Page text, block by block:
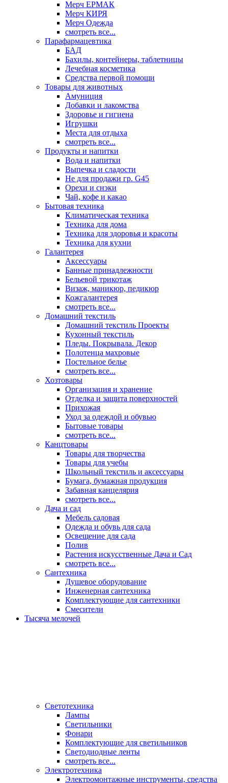
Мерч ЕРМАК
Мерч КИРЯ
Мерч Одежда
смотреть все...
Парафармацевтика
БАД
Бахилы, контейнеры, таблетницы
Лечебная косметика
Средства первой помощи
Товары для животных
Амуниция
Добавки и лакомства
Здоровье и гигиена
Игрушки
Места для отдыха
смотреть все...
Продукты и напитки
Вода и напитки
Выпечка и сладости
Не для продажи гр. G45
Орехи и снэки
Чай, кофе и какао
Бытовая техника
Климатическая техника
Техника для дома
Техника для здоровья и красоты
Техника для кухни
Галантерея
Аксессуары
Банные принадлежности
Бельевой трикотаж
Визаж, маникюр, педикюр
Кожгалантерея
смотреть все...
Домашний текстиль
Домашний текстиль Проекты
Кухонный текстиль
Пледы. Покрывала. Декор
Полотенца махровые
Постельное белье
смотреть все...
Хозтовары
Организация и хранение
Отделка и защита поверхностей
Прихожая
Уход за одеждой и обувью
Бытовые товары
смотреть все...
Канцтовары
Товары для творчества
Товары для учебы
Школьный текстиль и аксессуары
Бумага, бумажная продукция
Забавная канцелярия
смотреть все...
Дача и сад
Мебель садовая
Одежда и обувь для сада
Освещение для сада
Полив
Растения искусственные Дача и Сад
смотреть все...
Сантехника
Душевое оборудование
Инженерная сантехника
Комплектующие для сантехники
Смесители
Тысяча мелочей
Светотехника
Лампы
Светильники
Фонари
Комплектующие для светильников
Светодиодные ленты
смотреть все...
Электротехника
Электромонтажные инструменты, средства